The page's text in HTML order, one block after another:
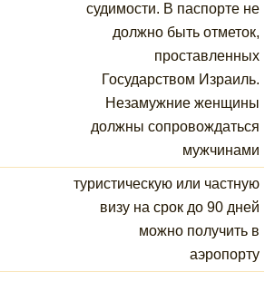
судимости. В паспорте не
должно быть отметок,
проставленных
Государством Израиль.
Незамужние женщины
должны сопровождаться
мужчинами
туристическую или частную
визу на срок до 90 дней
можно получить в
аэропорту